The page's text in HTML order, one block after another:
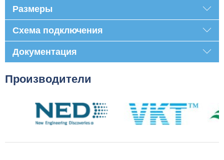
Размеры
Схема подключения
Документация
Производители